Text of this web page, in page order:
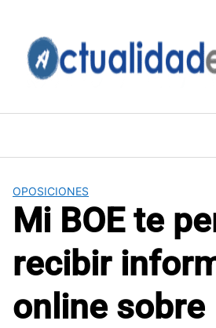
contenido
OPOSICIONES
Mi BOE te
recibir
online sobre